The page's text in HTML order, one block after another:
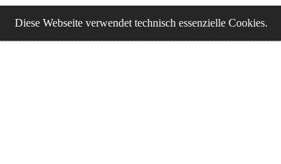
Diese Webseite verwendet technisch essenzielle Cookies.